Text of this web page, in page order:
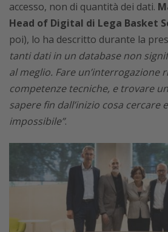
accesso, non di quantità dei dati.
Head of Digital di Lega Basket
poi), lo ha descritto durante la
tanti dati in un database non
al meglio. Fare un’interrogazione
competenze tecniche, e trovare
sapere fin dall’inizio cosa cercare
impossibile”.